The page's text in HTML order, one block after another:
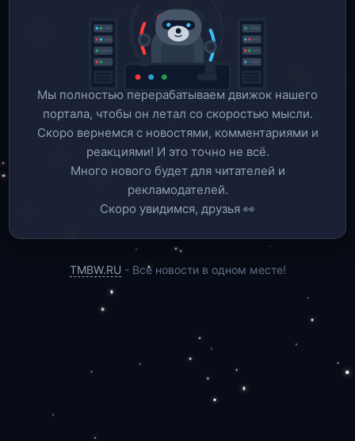
Мы полностью перерабатываем движок нашего
портала, чтобы он летал со скоростью мысли.
Скоро вернемся c новостями, комментариями и
реакциями! И это точно не всё.
Много нового будет для читателей и
рекламодателей.
Скоро увидимся, друзья 👀
TMBW.RU - Все новости в одном месте!